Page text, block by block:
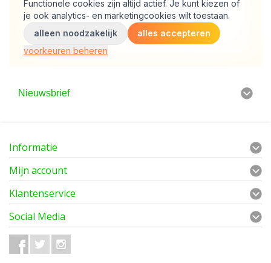
Nieuwsbrief
Informatie
Mijn account
Klantenservice
Social Media